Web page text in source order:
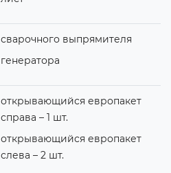
сварочного выпрямителя
генератора
открывающийся европакет
справа – 1 шт.
открывающийся европакет
слева – 2 шт.